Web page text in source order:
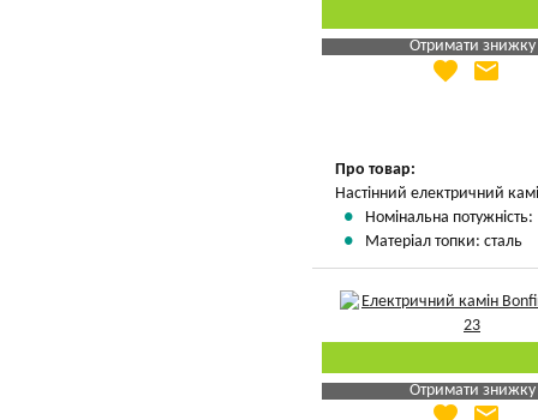
Отримати знижку
Яка Ваша ціна
favorite email
Про товар:
Настінний електричний
Номінальна потужність:
Матеріал топки: сталь
Отримати знижку
Яка Ваша ціна